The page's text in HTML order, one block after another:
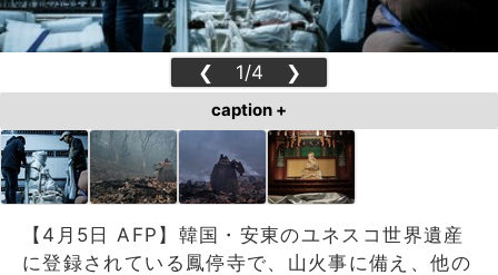
❮ 1/4 ❯
caption +
【4月5日 AFP】韓国・安東のユネスコ世界遺産
に登録されている鳳停寺で、山火事に備え、他の